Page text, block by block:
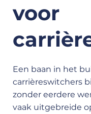
voor
Een baan in het
carrièreswitchers
zonder eerdere
vaak uitgebreide